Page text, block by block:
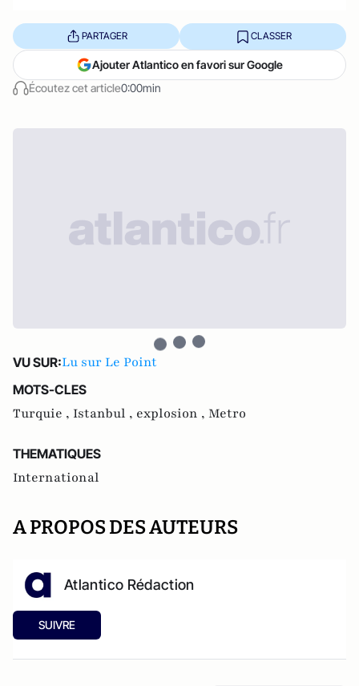
Écoutez cet article0:00min
PARTAGER CLASSER
Ajouter Atlantico en favori sur Google
VU SUR:Lu sur Le Point
MOTS-CLES
Turquie , Istanbul , explosion , Metro
THEMATIQUES
International
A PROPOS DES AUTEURS
Atlantico Rédaction
SUIVRE